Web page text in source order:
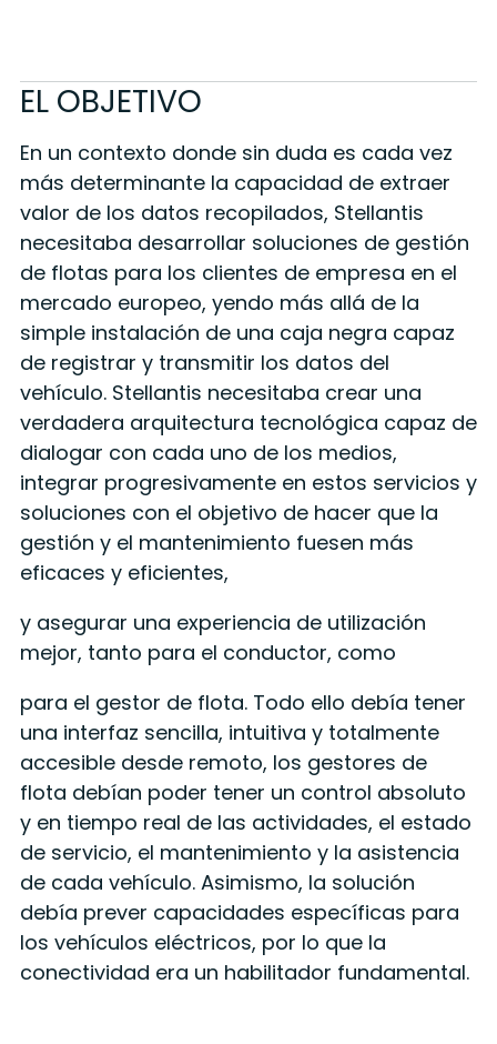
EL OBJETIVO
En un contexto donde sin duda es cada vez
más determinante la capacidad de extraer
valor de los datos recopilados, Stellantis
necesitaba desarrollar soluciones de gestión
de flotas para los clientes de empresa en el
mercado europeo, yendo más allá de la
simple instalación de una caja negra capaz
de registrar y transmitir los datos del
vehículo. Stellantis necesitaba crear una
verdadera arquitectura tecnológica capaz de
dialogar con cada uno de los medios,
integrar progresivamente en estos servicios y
soluciones con el objetivo de hacer que la
gestión y el mantenimiento fuesen más
eficaces y eficientes,
y asegurar una experiencia de utilización
mejor, tanto para el conductor, como
para el gestor de flota. Todo ello debía tener
una interfaz sencilla, intuitiva y totalmente
accesible desde remoto, los gestores de
flota debían poder tener un control absoluto
y en tiempo real de las actividades, el estado
de servicio, el mantenimiento y la asistencia
de cada vehículo. Asimismo, la solución
debía prever capacidades específicas para
los vehículos eléctricos, por lo que la
conectividad era un habilitador fundamental.